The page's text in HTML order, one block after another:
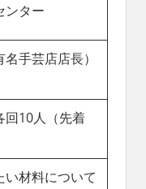
ンター
手芸店店長）
回10人（先着
材料について